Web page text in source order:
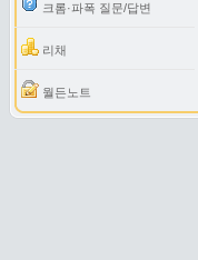
크롬·파폭 질문/답변
리채
월든노트